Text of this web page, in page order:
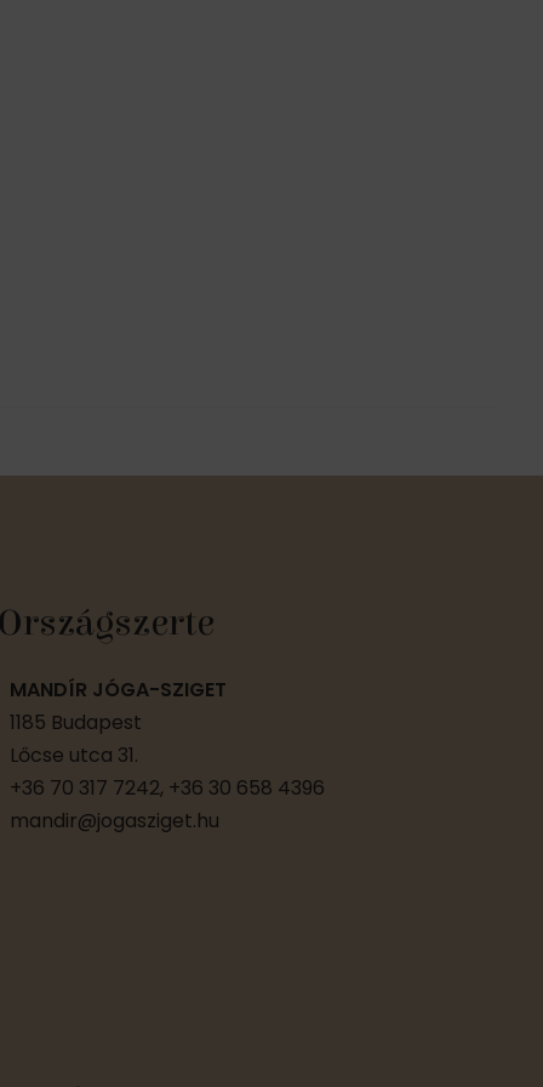
MANDÍR JÓGA-SZIGET
1185 Budapest
Lőcse utca 31.
+36 70 317 7242, +36 30 658 4396
mandir@jogasziget.hu